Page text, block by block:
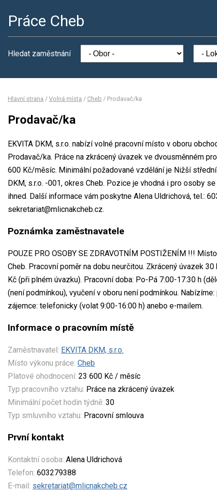
Práce Cheb
Hledat zaměstnání
Hlavní strana / Volná místa / Cheb / Prodavač/ka
Prodavač/ka
EKVITA DKM, s.r.o. nabízí volné pracovní místo v oboru
Prodavač/ka. Práce na zkrácený úvazek ve dvousměnném
600 Kč/měsíc. Minimální požadované vzdělání je Nižší
DKM, s.r.o. -001, okres Cheb. Pozice je vhodná i pro osoby
ihned. Další informace vám poskytne Alena Uldrichová, tel.:
sekretariat@mlicnakcheb.cz.
Poznámka zaměstnavatele
POUZE PRO OSOBY SE ZDRAVOTNÍM POSTIŽENÍM !!!
Cheb. Pracovní poměr na dobu neurčitou. Zkrácený úvazek
Kč (při plném úvazku). Pracovní doba: Po-Pá 7:00-17:30 h
(není podmínkou), vyučení v oboru není podmínkou.
zájemce: telefonicky (volat 9:00-16:00 h) anebo e-mailem.
Informace o pracovním místě
Zaměstnavatel: EKVITA DKM, s.r.o.
Místo výkonu práce: Cheb
Platové ohodnocení: 23 600 Kč / měsíc
Typ pracovního vztahu: Práce na zkrácený úvazek
Minimální počet hodin týdně: 30
Typ smluvního vztahu: Pracovní smlouva
První kontakt
Kontaktní osoba: Alena Uldrichová
Telefon: 603279388
E-mail: sekretariat@mlicnakcheb.cz